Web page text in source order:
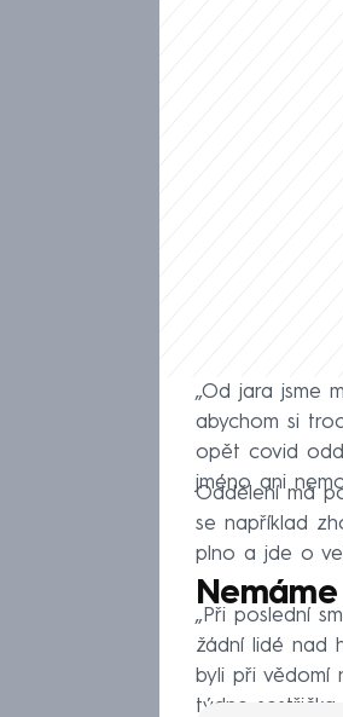
„Od jara jsme
abychom si
opět covid
jméno ani
Oddělení má
se například
plno a jde o
„Při poslední
žádní lidé nad
byli při vědomí
týdne sestřička.